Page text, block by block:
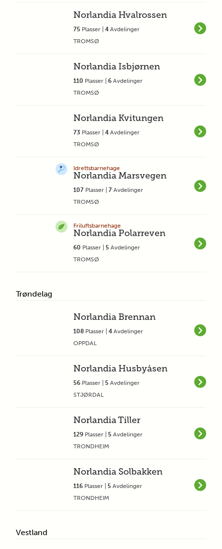
Norlandia Hvalrossen
75 Plasser | 4 Avdelinger
TROMSØ
Norlandia Isbjørnen
110 Plasser | 6 Avdelinger
TROMSØ
Norlandia Kvitungen
73 Plasser | 4 Avdelinger
TROMSØ
Idrettsbarnehage
Norlandia Marsvegen
107 Plasser | 7 Avdelinger
TROMSØ
Friluftsbarnehage
Norlandia Polarreven
60 Plasser | 5 Avdelinger
TROMSØ
Trøndelag
Norlandia Brennan
108 Plasser | 4 Avdelinger
OPPDAL
Norlandia Husbyåsen
56 Plasser | 5 Avdelinger
STJØRDAL
Norlandia Tiller
129 Plasser | 5 Avdelinger
TRONDHEIM
Norlandia Solbakken
116 Plasser | 5 Avdelinger
TRONDHEIM
Vestland